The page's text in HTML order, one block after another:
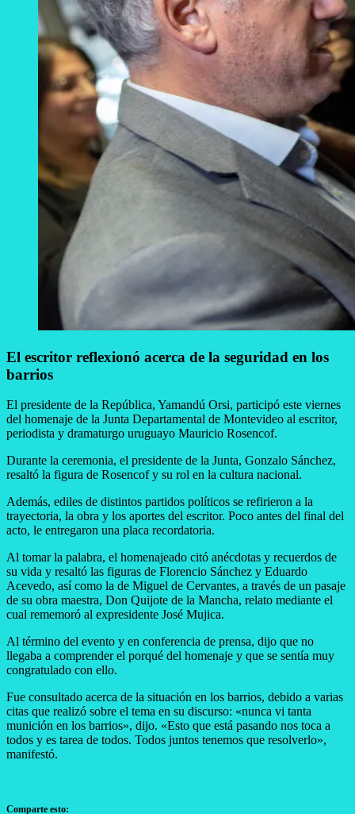
El escritor reflexionó acerca de la seguridad en los
barrios
El presidente de la República, Yamandú Orsi, participó este viernes
del homenaje de la Junta Departamental de Montevideo al escritor,
periodista y dramaturgo uruguayo Mauricio Rosencof.
Durante la ceremonia, el presidente de la Junta, Gonzalo Sánchez,
resaltó la figura de Rosencof y su rol en la cultura nacional.
Además, ediles de distintos partidos políticos se refirieron a la
trayectoria, la obra y los aportes del escritor. Poco antes del final del
acto, le entregaron una placa recordatoria.
Al tomar la palabra, el homenajeado citó anécdotas y recuerdos de
su vida y resaltó las figuras de Florencio Sánchez y Eduardo
Acevedo, así como la de Miguel de Cervantes, a través de un pasaje
de su obra maestra, Don Quijote de la Mancha, relato mediante el
cual rememoró al expresidente José Mujica.
Al término del evento y en conferencia de prensa, dijo que no
llegaba a comprender el porqué del homenaje y que se sentía muy
congratulado con ello.
Fue consultado acerca de la situación en los barrios, debido a varias
citas que realizó sobre el tema en su discurso: «nunca vi tanta
munición en los barrios», dijo. «Esto que está pasando nos toca a
todos y es tarea de todos. Todos juntos tenemos que resolverlo»,
manifestó.
Comparte esto: